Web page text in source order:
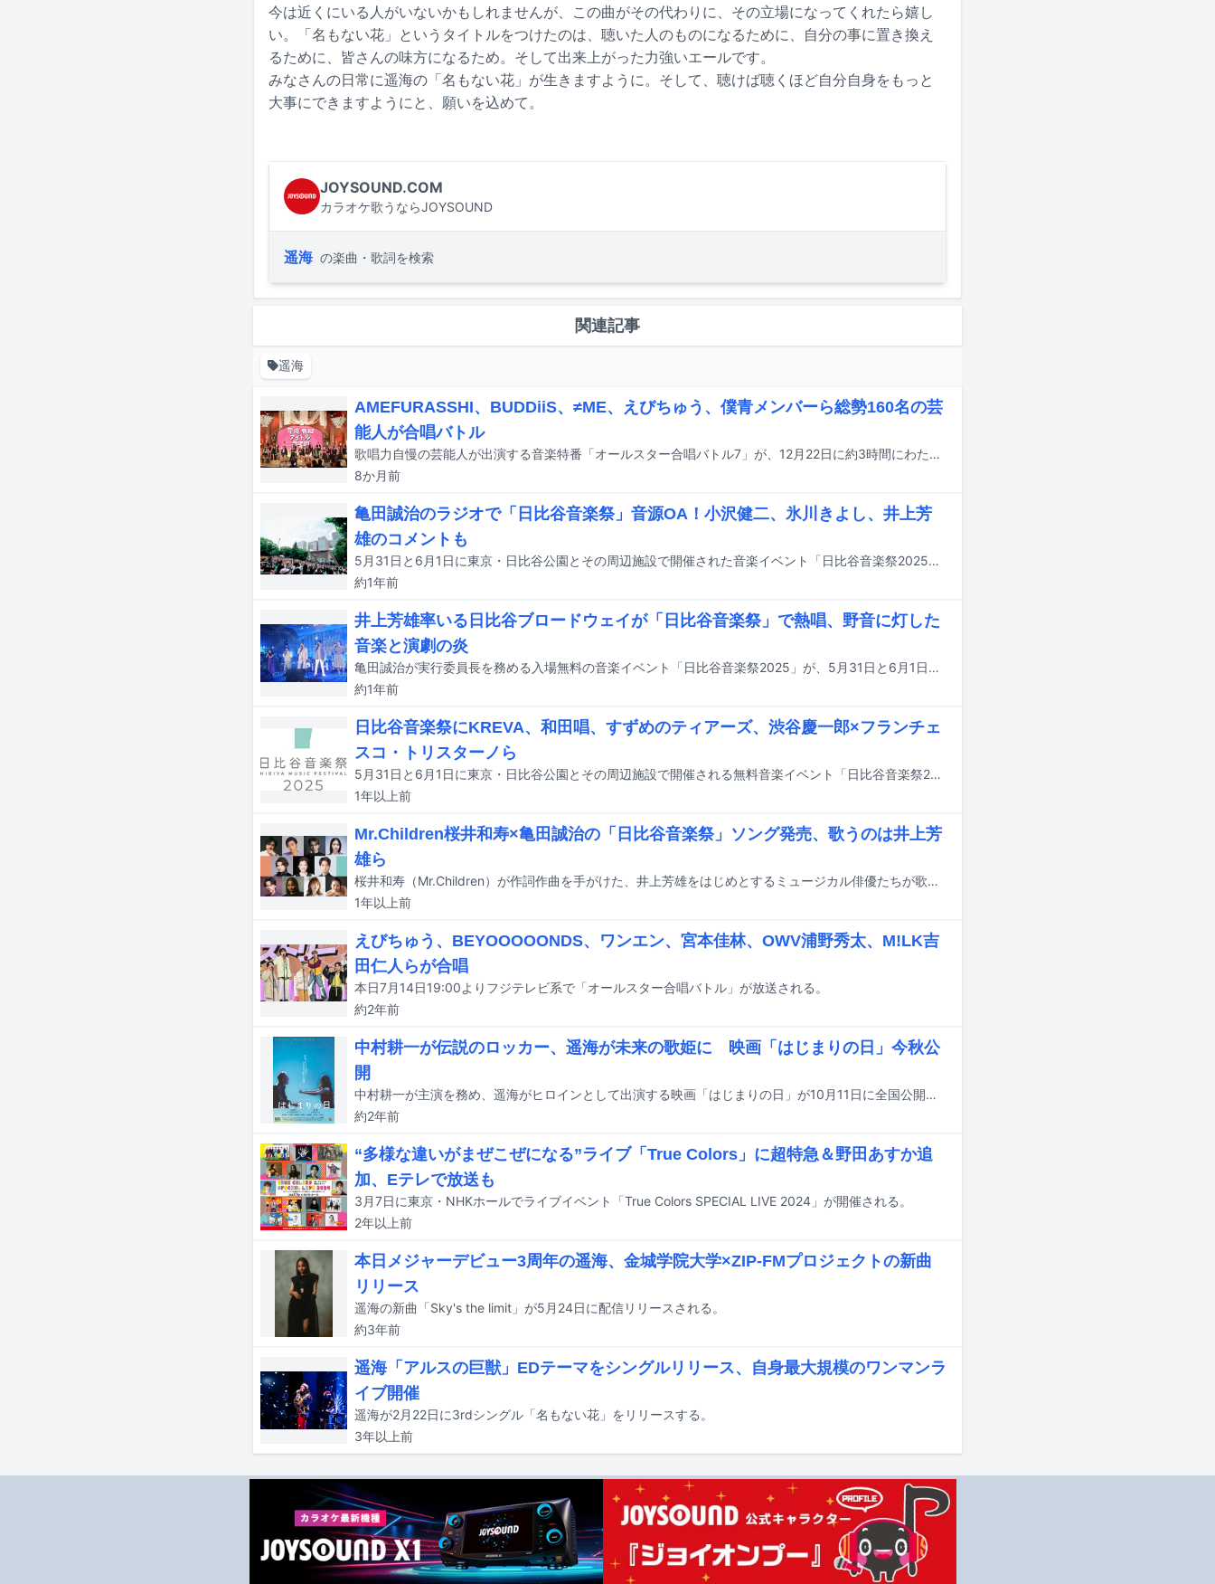
今は近くにいる人がいないかもしれませんが、この曲がその代わりに、その立場になってくれたら嬉し
い。「名もない花」というタイトルをつけたのは、聴いた人のものになるために、自分の事に置き換え
るために、皆さんの味方になるため。そして出来上がった力強いエールです。
みなさんの日常に遥海の「名もない花」が生きますように。そして、聴けば聴くほど自分自身をもっと
大事にできますようにと、願いを込めて。
JOYSOUND.COM
カラオケ歌うならJOYSOUND
遥海 の楽曲・歌詞を検索
関連記事
遥海
AMEFURASSHI、BUDDiiS、≠ME、えびちゅう、僕青メンバーら総勢160名の芸
能人が合唱バトル
歌唱力自慢の芸能人が出演する音楽特番「オールスター合唱バトル7」が、12月22日に約3時間にわたりフジテレビ系で放送される。
8か月前
亀田誠治のラジオで「日比谷音楽祭」音源OA！小沢健二、氷川きよし、井上芳
雄のコメントも
5月31日と6月1日に東京・日比谷公園とその周辺施設で開催された音楽イベント「日比谷音楽祭2025」のライブ音源および出演者コメントが、6月15日放送のJ-WAVE「DEFENDER BLAZE A TRAIL」でオンエアされる。
約1年前
井上芳雄率いる日比谷ブロードウェイが「日比谷音楽祭」で熱唱、野音に灯した
音楽と演劇の炎
亀田誠治が実行委員長を務める入場無料の音楽イベント「日比谷音楽祭2025」が、5月31日と6月1日に東京・日比谷公園とその周辺施設で開催された。
約1年前
日比谷音楽祭にKREVA、和田唱、すずめのティアーズ、渋谷慶一郎×フランチェ
スコ・トリスターノら
5月31日と6月1日に東京・日比谷公園とその周辺施設で開催される無料音楽イベント「日比谷音楽祭2025」の出演アーティスト第3弾が発表された。
1年以上前
Mr.Children桜井和寿×亀田誠治の「日比谷音楽祭」ソング発売、歌うのは井上芳
雄ら
桜井和寿（Mr.Children）が作詞作曲を手がけた、井上芳雄をはじめとするミュージカル俳優たちが歌唱するシングル「雨が止んだら」が5月28日にリリースされる。
1年以上前
えびちゅう、BEYOOOOONDS、ワンエン、宮本佳林、OWV浦野秀太、M!LK吉
田仁人らが合唱
本日7月14日19:00よりフジテレビ系で「オールスター合唱バトル」が放送される。
約2年前
中村耕一が伝説のロッカー、遥海が未来の歌姫に 映画「はじまりの日」今秋公
開
中村耕一が主演を務め、遥海がヒロインとして出演する映画「はじまりの日」が10月11日に全国公開される。
約2年前
“多様な違いがまぜこぜになる”ライブ「True Colors」に超特急＆野田あすか追
加、Eテレで放送も
3月7日に東京・NHKホールでライブイベント「True Colors SPECIAL LIVE 2024」が開催される。
2年以上前
本日メジャーデビュー3周年の遥海、金城学院大学×ZIP-FMプロジェクトの新曲
リリース
遥海の新曲「Sky's the limit」が5月24日に配信リリースされる。
約3年前
遥海「アルスの巨獣」EDテーマをシングルリリース、自身最大規模のワンマンラ
イブ開催
遥海が2月22日に3rdシングル「名もない花」をリリースする。
3年以上前